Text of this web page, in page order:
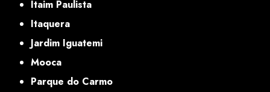
Itaim Paulista
Itaquera
Jardim Iguatemi
Mooca
Parque do Carmo